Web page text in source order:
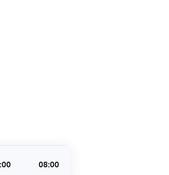
08:00